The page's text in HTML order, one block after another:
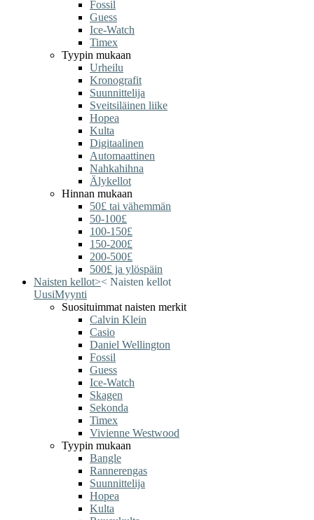
Fossil
Guess
Ice-Watch
Timex
Tyypin mukaan
Urheilu
Kronografit
Suunnittelija
Sveitsiläinen liike
Hopea
Kulta
Digitaalinen
Automaattinen
Nahkahihna
Älykellot
Hinnan mukaan
50£ tai vähemmän
50-100£
100-150£
150-200£
200-500£
500£ ja ylöspäin
Naisten kellot>< Naisten kellot
UusiMyynti
Suosituimmat naisten merkit
Calvin Klein
Casio
Daniel Wellington
Fossil
Guess
Ice-Watch
Skagen
Sekonda
Timex
Vivienne Westwood
Tyypin mukaan
Bangle
Rannerengas
Suunnittelija
Hopea
Kulta